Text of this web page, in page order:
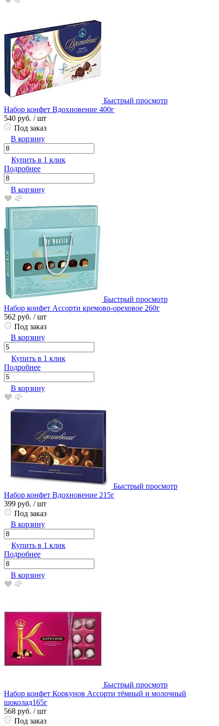
Быстрый просмотр
Набор конфет Вдохновение 400г
540 руб. / шт
Под заказ
В корзину
Купить в 1 клик
Подробнее
В корзину
Быстрый просмотр
Набор конфет Ассорти кремово-ореховое 260г
562 руб. / шт
Под заказ
В корзину
Купить в 1 клик
Подробнее
В корзину
Быстрый просмотр
Набор конфет Вдохновение 215г
399 руб. / шт
Под заказ
В корзину
Купить в 1 клик
Подробнее
В корзину
Быстрый просмотр
Набор конфет Коркунов Ассорти тёмный и молочный
шоколад165г
568 руб. / шт
Под заказ